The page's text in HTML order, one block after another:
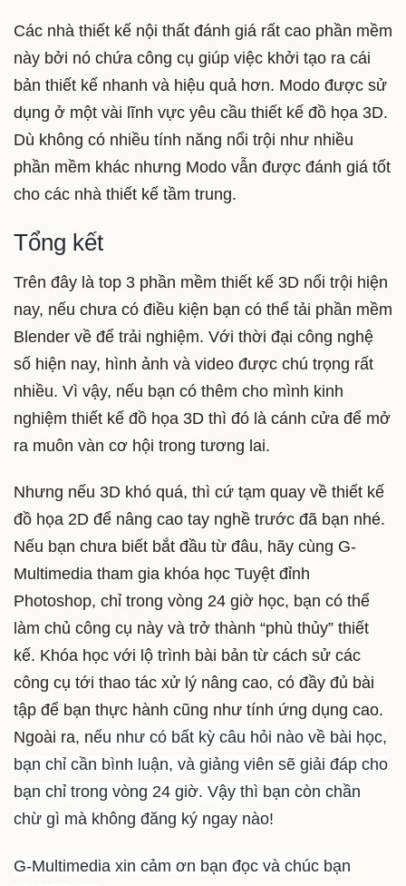
Các nhà thiết kế nội thất đánh giá rất cao phần mềm
này bởi nó chứa công cụ giúp việc khởi tạo ra cái
bản thiết kế nhanh và hiệu quả hơn. Modo được sử
dụng ở một vài lĩnh vực yêu cầu thiết kế đồ họa 3D.
Dù không có nhiều tính năng nổi trội như nhiều
phần mềm khác nhưng Modo vẫn được đánh giá tốt
cho các nhà thiết kế tầm trung.
Tổng kết
Trên đây là top 3 phần mềm thiết kế 3D nổi trội hiện
nay, nếu chưa có điều kiện bạn có thể tải phần mềm
Blender về để trải nghiệm. Với thời đại công nghệ
số hiện nay, hình ảnh và video được chú trọng rất
nhiều. Vì vậy, nếu bạn có thêm cho mình kinh
nghiệm thiết kế đồ họa 3D thì đó là cánh cửa để mở
ra muôn vàn cơ hội trong tương lai.
Nhưng nếu 3D khó quá, thì cứ tạm quay về thiết kế
đồ họa 2D để nâng cao tay nghề trước đã bạn nhé.
Nếu bạn chưa biết bắt đầu từ đâu, hãy cùng G-
Multimedia tham gia khóa học Tuyệt đỉnh
Photoshop, chỉ trong vòng 24 giờ học, bạn có thể
làm chủ công cụ này và trở thành “phù thủy” thiết
kế. Khóa học với lộ trình bài bản từ cách sử các
công cụ tới thao tác xử lý nâng cao, có đầy đủ bài
tập để bạn thực hành cũng như tính ứng dụng cao.
Ngoài ra, nếu như có bất kỳ câu hỏi nào về bài học,
bạn chỉ cần bình luận, và giảng viên sẽ giải đáp cho
bạn chỉ trong vòng 24 giờ. Vậy thì bạn còn chần
chừ gì mà không đăng ký ngay nào!
G-Multimedia xin cảm ơn bạn đọc và chúc bạn